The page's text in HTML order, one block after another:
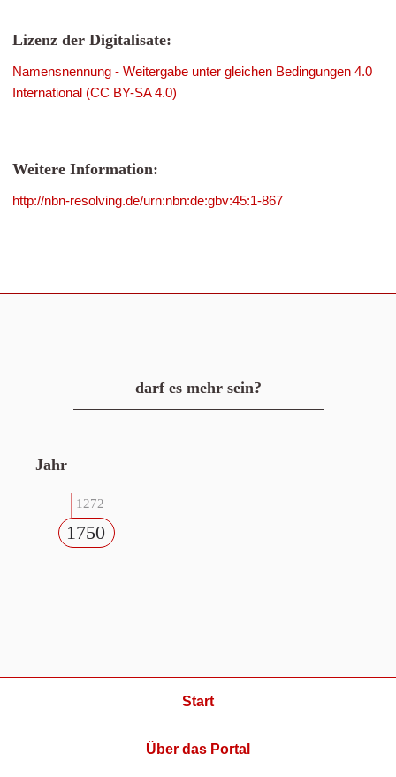
Lizenz der Digitalisate:
Namensnennung - Weitergabe unter gleichen Bedingungen 4.0
International (CC BY-SA 4.0)
Weitere Information:
http://nbn-resolving.de/urn:nbn:de:gbv:45:1-867
darf es mehr sein?
Jahr
1272
1750
Start
Über das Portal